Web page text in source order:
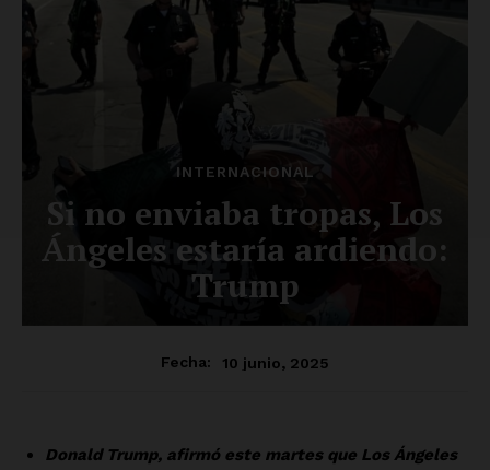
INTERNACIONAL
Si no enviaba tropas, Los
Ángeles estaría ardiendo:
Trump
Fecha: 10 junio, 2025
Donald Trump, afirmó este martes que Los Ángeles